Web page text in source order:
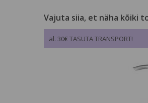
Vajuta siia, et näha kõiki
al. 30€ TASUTA TRANSPORT!